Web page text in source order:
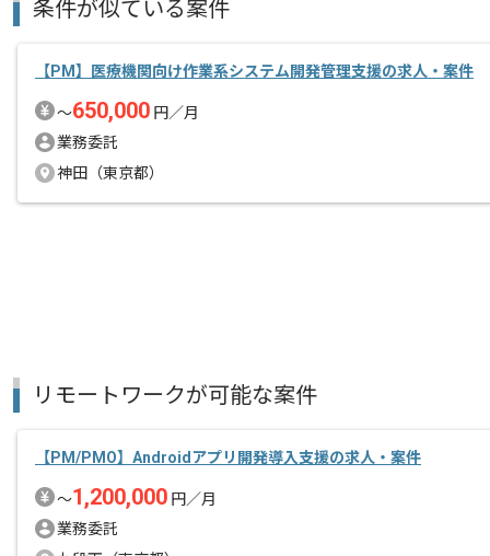
条件が似ている案件
【PM】医療機関向け作業系システム開発管理支援の求人・案件
〜650,000 円／月
業務委託
神田（東京都）
リモートワークが可能な案件
【PM/PMO】Androidアプリ開発導入支援の求人・案件
〜1,200,000 円／月
業務委託